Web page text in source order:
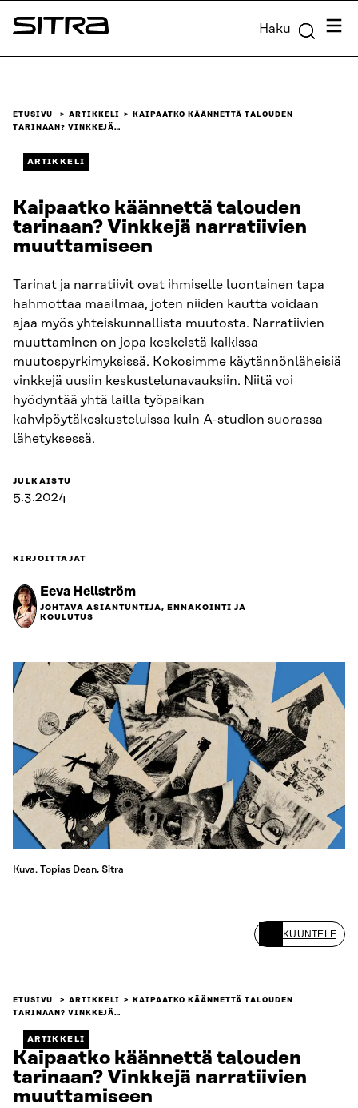
Siirry
suoraan
Sitra Haku
ETUSIVU ARTIKKELI
KAIPAATKO KÄÄNNETTÄ TALOUDEN
TARINAAN? VINKKEJÄ…
ARTIKKELI
Kaipaatko käännettä talouden
tarinaan? Vinkkejä narratiivien
muuttamiseen
Tarinat ja narratiivit ovat ihmiselle luontainen tapa
hahmottaa maailmaa, joten niiden kautta voidaan
ajaa myös yhteiskunnallista muutosta. Narratiivien
muuttaminen on jopa keskeistä kaikissa
muutospyrkimyksissä. Kokosimme käytännönläheisiä
vinkkejä uusiin keskustelunavauksiin. Niitä voi
hyödyntää yhtä lailla työpaikan
kahvipöytäkeskusteluissa kuin A-studion suorassa
lähetyksessä.
JULKAISTU
5.3.2024
KIRJOITTAJAT
Eeva Hellström
JOHTAVA ASIANTUNTIJA, ENNAKOINTI JA
KOULUTUS
Kuva. Topias Dean, Sitra
KUUNTELE
ETUSIVU ARTIKKELI
KAIPAATKO KÄÄNNETTÄ TALOUDEN
TARINAAN? VINKKEJÄ…
ARTIKKELI
Kaipaatko käännettä talouden
tarinaan? Vinkkejä narratiivien
muuttamiseen